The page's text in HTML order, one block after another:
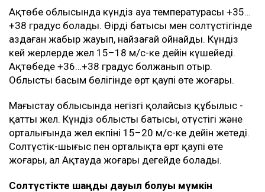
Ақтөбе облысында күндіз ауа температурасы +35…
+38 градус болады. Өңірдің батысы мен солтүстігінде
аздаған жаңбыр жауып, найзағай ойнайды. Күндіз
кей жерлерде жел 15–18 м/с-ке дейін күшейеді.
Ақтөбеде +36…+38 градус болжанып отыр.
Облыстың басым бөлігінде өрт қаупі өте жоғары.
Маңғыстау облысында негізгі қолайсыз құбылыс -
қатты жел. Күндіз облыстың батысы, оңтүстігі және
орталығында жел екпіні 15–20 м/с-ке дейін жетеді.
Солтүстік-шығыс пен орталықта өрт қаупі өте
жоғары, ал Ақтауда жоғары деңгейде болады.
Солтүстікте шаңды дауыл болуы мүмкін